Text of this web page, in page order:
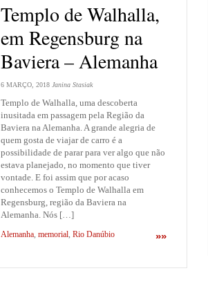
Templo de Walhalla,
em Regensburg na
Baviera – Alemanha
6 MARÇO, 2018 Janina Stasiak
Templo de Walhalla, uma descoberta
inusitada em passagem pela Região da
Baviera na Alemanha. A grande alegria de
quem gosta de viajar de carro é a
possibilidade de parar para ver algo que não
estava planejado, no momento que tiver
vontade. E foi assim que por acaso
conhecemos o Templo de Walhalla em
Regensburg, região da Baviera na
Alemanha. Nós […]
»»
Alemanha, memorial, Rio Danúbio